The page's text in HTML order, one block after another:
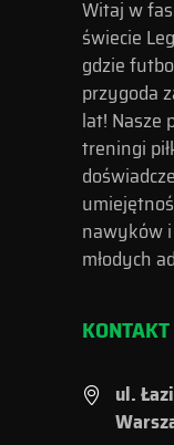
Witaj w
świecie
gdzie
przygoda
lat! Nasze
treningi
nawyków
młodych
KONTAKT
ul.